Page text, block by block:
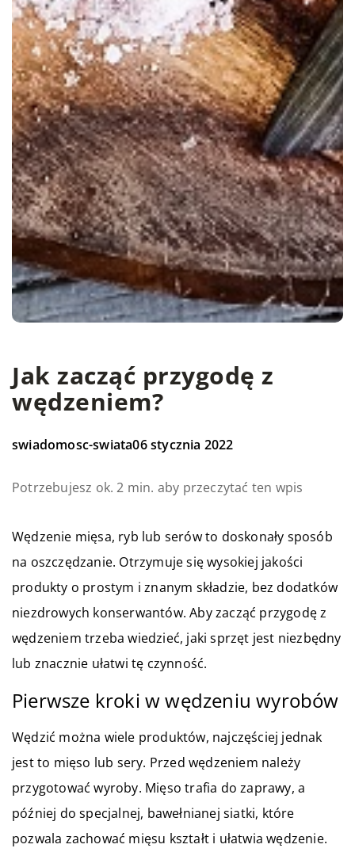
Jak zacząć przygodę z
wędzeniem?
swiadomosc-swiata06 stycznia 2022
Potrzebujesz ok. 2 min. aby przeczytać ten wpis
Wędzenie mięsa, ryb lub serów to doskonały sposób
na oszczędzanie. Otrzymuje się wysokiej jakości
produkty o prostym i znanym składzie, bez dodatków
niezdrowych konserwantów. Aby zacząć przygodę z
wędzeniem trzeba wiedzieć, jaki sprzęt jest niezbędny
lub znacznie ułatwi tę czynność.
Pierwsze kroki w wędzeniu wyrobów
Wędzić można wiele produktów, najczęściej jednak
jest to mięso lub sery. Przed wędzeniem należy
przygotować wyroby. Mięso trafia do zaprawy, a
później do specjalnej, bawełnianej siatki, które
pozwala zachować mięsu kształt i ułatwia wędzenie.